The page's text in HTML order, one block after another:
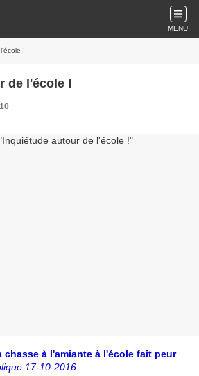
MENU
!
de l'école !
chasse à l'amiante à l'école fait peur
17-10-2016